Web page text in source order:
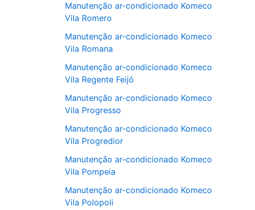
Manutenção ar-condicionado Komeco
Vila Romero
Manutenção ar-condicionado Komeco
Vila Romana
Manutenção ar-condicionado Komeco
Vila Regente Feijó
Manutenção ar-condicionado Komeco
Vila Progresso
Manutenção ar-condicionado Komeco
Vila Progredior
Manutenção ar-condicionado Komeco
Vila Pompeia
Manutenção ar-condicionado Komeco
Vila Polopoli